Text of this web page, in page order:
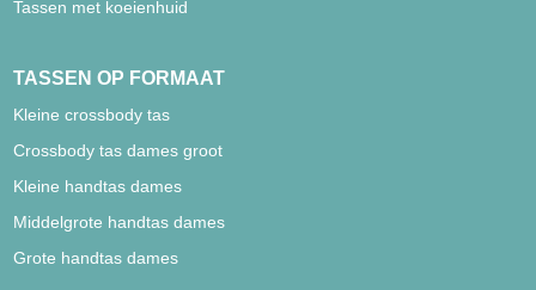
Tassen met koeienhuid
TASSEN OP FORMAAT
Kleine crossbody tas
Crossbody tas dames groot
Kleine handtas dames
Middelgrote handtas dames
Grote handtas dames